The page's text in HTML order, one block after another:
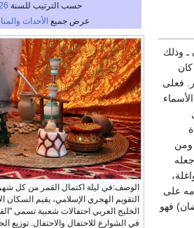
حسب الترتيب للسنة
عرض جميع الأحداث
الوصف:في ليلة اكتمال القمر من كل
التقويم الهجري الإسلامي، يقيم السكان
الخليج العربي احتفالات شعبية تسمى
في الشوارع للاحتفال والاحتفال. توزيع
ـ وذلك
فعلى
ومن
على
فهو